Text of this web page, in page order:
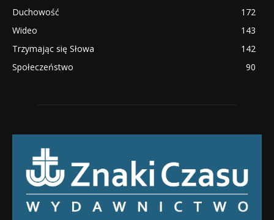
Duchowość
172
Wideo
143
Trzymając się Słowa
142
Społeczeństwo
90